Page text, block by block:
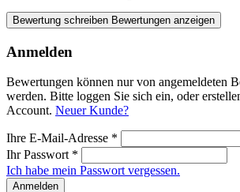
Bewertung schreiben Bewertungen anzeigen
Anmelden
Bewertungen können nur von angemeldeten
werden. Bitte loggen Sie sich ein, oder
Account. Neuer Kunde?
Ihre E-Mail-Adresse *
Ihr Passwort *
Ich habe mein Passwort vergessen.
Anmelden